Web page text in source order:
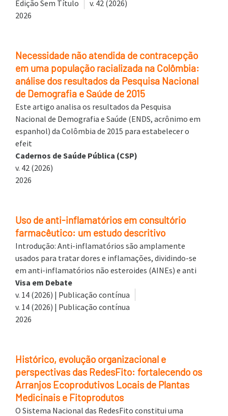
Edição Sem Título
v. 42 (2026)
2026
Necessidade não atendida de contracepção
em uma população racializada na Colômbia:
análise dos resultados da Pesquisa Nacional
de Demografia e Saúde de 2015
Este artigo analisa os resultados da Pesquisa
Nacional de Demografia e Saúde (ENDS, acrônimo em
espanhol) da Colômbia de 2015 para estabelecer o
efeit
Cadernos de Saúde Pública (CSP)
v. 42 (2026)
2026
Uso de anti-inflamatórios em consultório
farmacêutico: um estudo descritivo
Introdução: Anti-inflamatórios são amplamente
usados para tratar dores e inflamações, dividindo-se
em anti-inflamatórios não esteroides (AINEs) e anti
Visa em Debate
v. 14 (2026) | Publicação contínua
v. 14 (2026) | Publicação contínua
2026
Histórico, evolução organizacional e
perspectivas das RedesFito: fortalecendo os
Arranjos Ecoprodutivos Locais de Plantas
Medicinais e Fitoprodutos
O Sistema Nacional das RedesFito constitui uma